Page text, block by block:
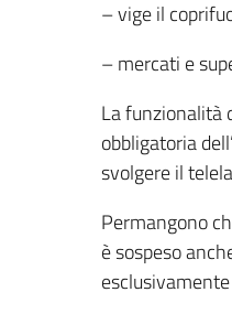
– vige il
– mercati e
La funzionalità
obbligatoria
svolgere il
Permangono
è sospeso